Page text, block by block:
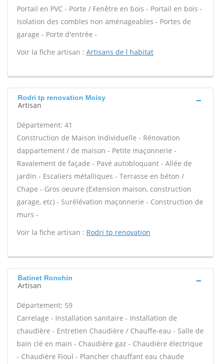
Portail en PVC - Porte / Fenêtre en bois - Portail en bois -
Isolation des combles non aménageables - Portes de
garage - Porte d'entrée -
Voir la fiche artisan : Artisans de l habitat
Rodri tp renovation Moisy
Artisan
Département: 41
Construction de Maison Individuelle - Rénovation
dappartement / de maison - Petite maçonnerie -
Ravalement de façade - Pavé autobloquant - Allée de
jardin - Escaliers métalliques - Terrasse en béton /
Chape - Gros oeuvre (Extension maison, construction
garage, etc) - Surélévation maçonnerie - Construction de
murs -
Voir la fiche artisan : Rodri tp renovation
Batinet Ronchin
Artisan
Département: 59
Carrelage - Installation sanitaire - Installation de
chaudière - Entretien Chaudière / Chauffe-eau - Salle de
bain clé en main - Chaudière gaz - Chaudière électrique
- Chaudière Fioul - Plancher chauffant eau chaude